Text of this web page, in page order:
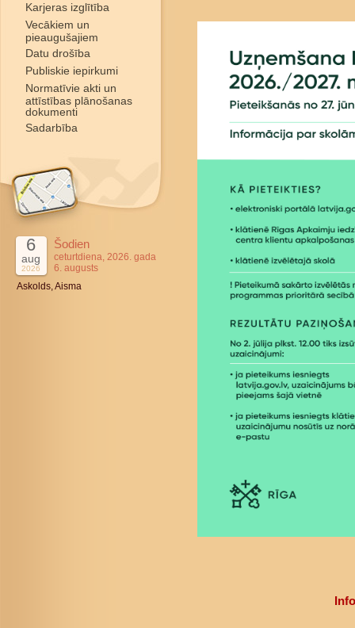
Karjeras izglītība
Vecākiem un
pieaugušajiem
Datu drošība
Publiskie iepirkumi
Normatīvie akti un
attīstības plānošanas
dokumenti
Sadarbība
6
aug
2026
Šodien
ceturtdiena, 2026. gada
6. augusts
Askolds, Aisma